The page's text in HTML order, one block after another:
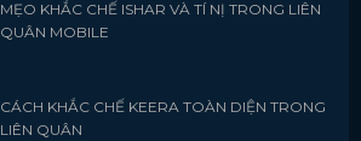
MẸO KHẮC CHẾ ISHAR VÀ TÍ NỊ TRONG LIÊN
QUÂN MOBILE
CÁCH KHẮC CHẾ KEERA TOÀN DIỆN TRONG
LIÊN QUÂN